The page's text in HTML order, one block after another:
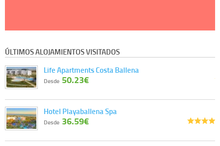
ÚLTIMOS ALOJAMIENTOS VISITADOS
Life Apartments Costa Ballena
Desde 50.23€
Hotel Playaballena Spa
Desde 36.59€